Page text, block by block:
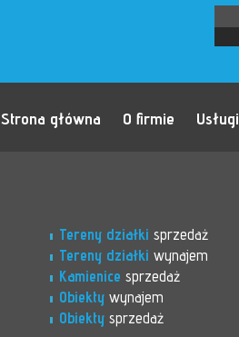
Strona główna O firmie Usługi
Tereny działki sprzedaż
Tereny działki wynajem
Kamienice sprzedaż
Obiekty wynajem
Obiekty sprzedaż